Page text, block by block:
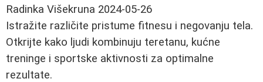
Radinka Višekruna 2024-05-26
Istražite različite pristume fitnesu i negovanju tela.
Otkrijte kako ljudi kombinuju teretanu, kućne
treninge i sportske aktivnosti za optimalne
rezultate.